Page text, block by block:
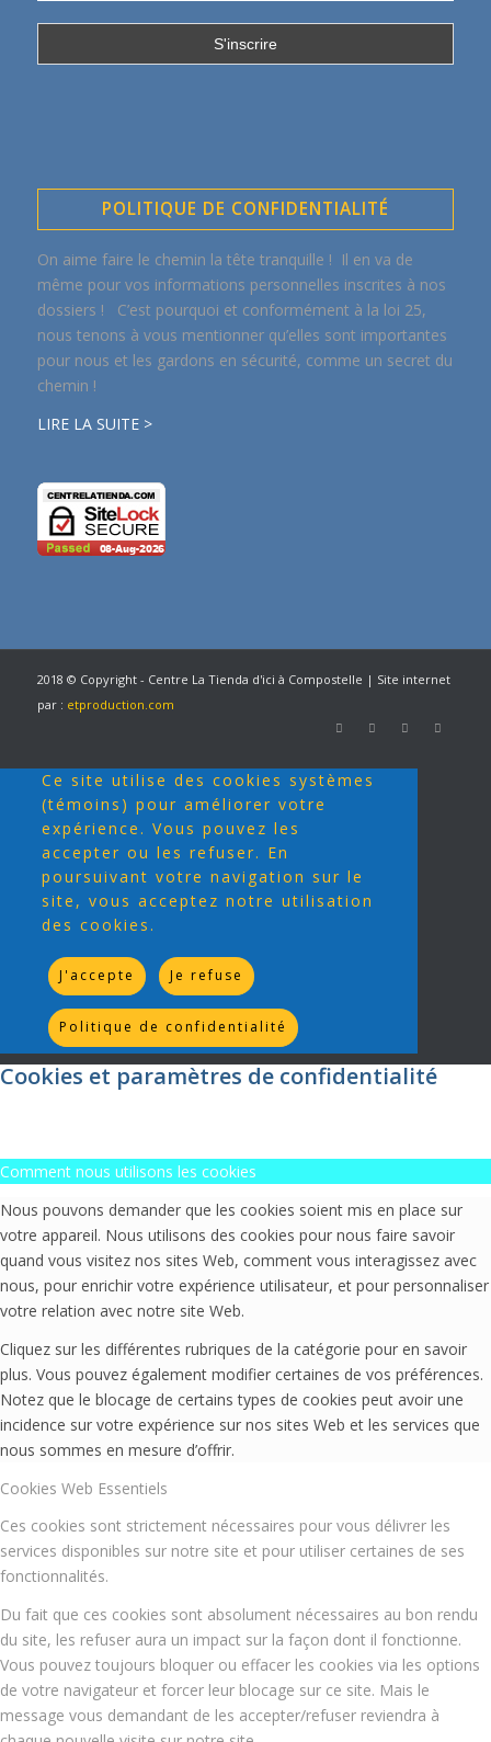
POLITIQUE DE CONFIDENTIALITÉ
On aime faire le chemin la tête tranquille ! Il en va de
même pour vos informations personnelles inscrites à nos
dossiers ! C’est pourquoi et conformément à la loi 25,
nous tenons à vous mentionner qu’elles sont importantes
pour nous et les gardons en sécurité, comme un secret du
chemin !
LIRE LA SUITE >
2018 © Copyright - Centre La Tienda d'ici à Compostelle | Site internet
par : etproduction.com
Ce site utilise des cookies systèmes
(témoins) pour améliorer votre
expérience. Vous pouvez les
accepter ou les refuser. En
poursuivant votre navigation sur le
site, vous acceptez notre utilisation
des cookies.
J'accepte Je refuse
Politique de confidentialité
Cookies et paramètres de confidentialité
Comment nous utilisons les cookies
Nous pouvons demander que les cookies soient mis en place sur
votre appareil. Nous utilisons des cookies pour nous faire savoir
quand vous visitez nos sites Web, comment vous interagissez avec
nous, pour enrichir votre expérience utilisateur, et pour personnaliser
votre relation avec notre site Web.
Cliquez sur les différentes rubriques de la catégorie pour en savoir
plus. Vous pouvez également modifier certaines de vos préférences.
Notez que le blocage de certains types de cookies peut avoir une
incidence sur votre expérience sur nos sites Web et les services que
nous sommes en mesure d’offrir.
Cookies Web Essentiels
Ces cookies sont strictement nécessaires pour vous délivrer les
services disponibles sur notre site et pour utiliser certaines de ses
fonctionnalités.
Du fait que ces cookies sont absolument nécessaires au bon rendu
du site, les refuser aura un impact sur la façon dont il fonctionne.
Vous pouvez toujours bloquer ou effacer les cookies via les options
de votre navigateur et forcer leur blocage sur ce site. Mais le
message vous demandant de les accepter/refuser reviendra à